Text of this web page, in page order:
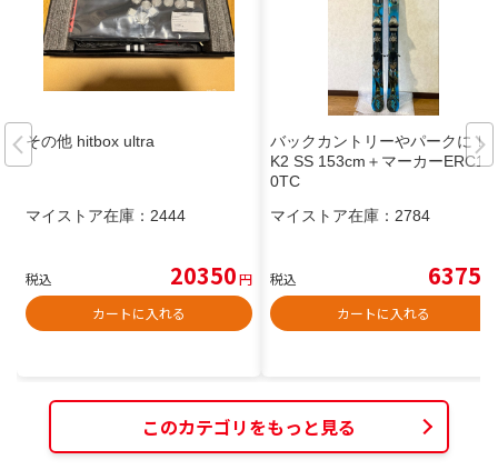
その他 hitbox ultra
マイストア在庫： 2444
税込 20350円
カートに入れる
バックカントリーやパークに！
K2 SS 153cm＋マーカーERC11.
0TC
マイストア在庫： 2784
税込 6375
カートに入れる
このカテゴリをもっと見る